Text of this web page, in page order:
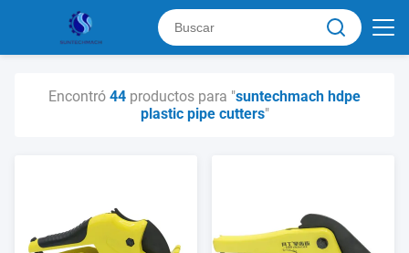
Encontró 44 productos para "suntechmach hdpe
plastic pipe cutters"